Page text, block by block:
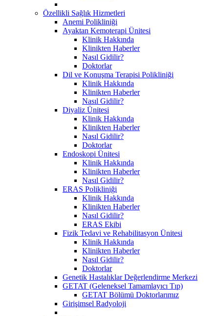
Özellikli Sağlık Hizmetleri
Anemi Polikliniği
Ayaktan Kemoterapi Ünitesi
Klinik Hakkında
Klinikten Haberler
Nasıl Gidilir?
Doktorlar
Dil ve Konuşma Terapisi Polikliniği
Klinik Hakkında
Klinikten Haberler
Nasıl Gidilir?
Diyaliz Ünitesi
Klinik Hakkında
Klinikten Haberler
Nasıl Gidilir?
Doktorlar
Endoskopi Ünitesi
Klinik Hakkında
Klinikten Haberler
Nasıl Gidilir?
ERAS Polikliniği
Klinik Hakkında
Klinikten Haberler
Nasıl Gidilir?
ERAS Ekibi
Fizik Tedavi ve Rehabilitasyon Ünitesi
Klinik Hakkında
Klinikten Haberler
Nasıl Gidilir?
Doktorlar
Genetik Hastalıklar Değerlendirme Merkezi
GETAT (Geleneksel Tamamlayıcı Tıp)
GETAT Bölümü Doktorlarımız
Girişimsel Radyoloji